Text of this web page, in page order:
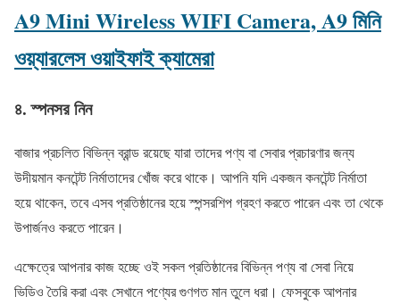
A9 Mini Wireless WIFI Camera, A9 মিনি
ওয়্যারলেস ওয়াইফাই ক্যামেরা
৪. স্পনসর নিন
বাজার প্রচলিত বিভিন্ন ব্রান্ড রয়েছে যারা তাদের পণ্য বা সেবার প্রচারণার জন্য
উদীয়মান কনটেন্ট নির্মাতাদের খোঁজ করে থাকে। আপনি যদি একজন কনটেন্ট নির্মাতা
হয়ে থাকেন, তবে এসব প্রতিষ্ঠানের হয়ে স্পন্সরশিপ গ্রহণ করতে পারেন এবং তা থেকে
উপার্জনও করতে পারেন।
এক্ষেত্রে আপনার কাজ হচ্ছে ওই সকল প্রতিষ্ঠানের বিভিন্ন পণ্য বা সেবা নিয়ে
ভিডিও তৈরি করা এবং সেখানে পণ্যের গুণগত মান তুলে ধরা। ফেসবুকে আপনার